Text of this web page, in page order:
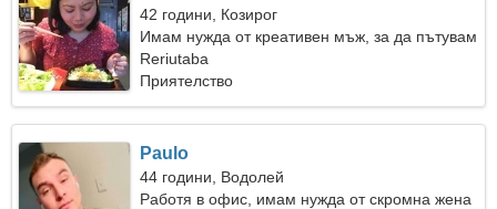
42 години, Козирог
Имам нужда от креативен мъж, за да пътувам
Reriutaba
Приятелство
Paulo
44 години, Водолей
Работя в офис, имам нужда от скромна жена